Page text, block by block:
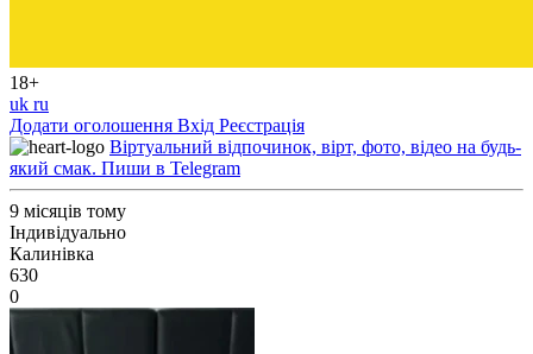
18+
uk ru
Додати оголошення Вхід Реєстрація
Віртуальний відпочинок, вірт, фото, відео на будь-
який смак. Пиши в Telegram
9 місяців тому
Індивідуально
Калинівка
630
0